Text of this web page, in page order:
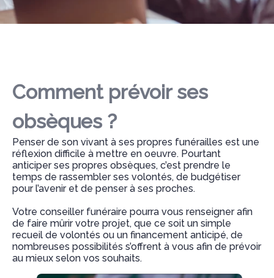
Comment prévoir ses
obsèques ?
Penser de son vivant à ses propres funérailles est une
réflexion difficile à mettre en oeuvre. Pourtant
anticiper ses propres obsèques, c’est prendre le
temps de rassembler ses volontés, de budgétiser
pour l’avenir et de penser à ses proches.
Votre conseiller funéraire pourra vous renseigner afin
de faire mûrir votre projet, que ce soit un simple
recueil de volontés ou un financement anticipé, de
nombreuses possibilités s’offrent à vous afin de prévoir
au mieux selon vos souhaits.